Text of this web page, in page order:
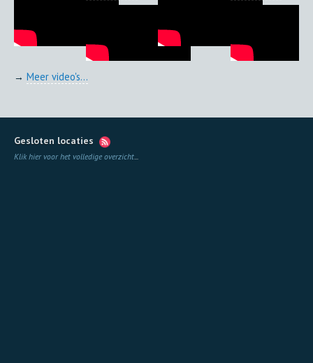
→ Meer video's...
Gesloten locaties
Klik hier voor het volledige overzicht